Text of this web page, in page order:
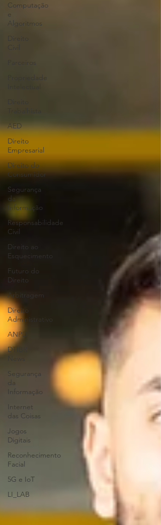
Computação
e
Algoritmos
AED
Direito
Empresarial
Direito do
Consumidor
Segurança
da
Informação
Responsabilidade
Civil
Direito ao
Esquecimento
Futuro do
Direito
Arbitragem
Direito
Administrativo
ANPD
DTIBR
Segurança
da
Informação
Internet
das Coisas
Jogos
Digitais
Reconhecimento
Facial
5G e IoT
LI_LAB